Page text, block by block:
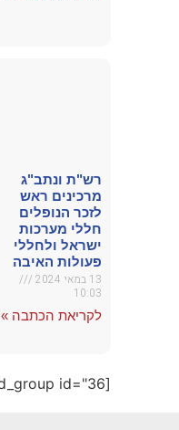
רש"ת ונתב"ג
מרכינים ראש
לזכר הנופלים
חללי מערכות
ישראל ולחללי
פעולות האיבה
13 במאי 2024
10:03
לקריאת הכתבה »
[the_ad_group id="36"]